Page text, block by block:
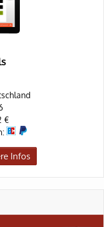
€
Infos